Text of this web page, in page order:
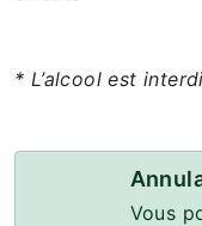
* L’alcool est
Vous